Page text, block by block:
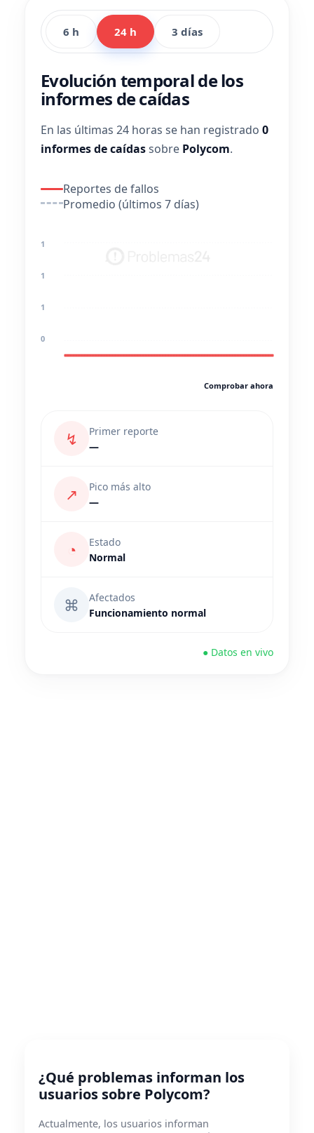
6 h 24 h 3 días
Evolución temporal de los
informes de caídas
En las últimas 24 horas se han registrado 0
informes de caídassobre Polycom.
Reportes de fallos
Promedio (últimos 7 días)
1
1
1
0
Comprobar ahora
↯
Primer reporte
—
↗
Pico más alto
—
◔
Estado
Normal
⌘
Afectados
Funcionamiento normal
● Datos en vivo
¿Qué problemas informan los
usuarios sobre Polycom?
Actualmente, los usuarios informan